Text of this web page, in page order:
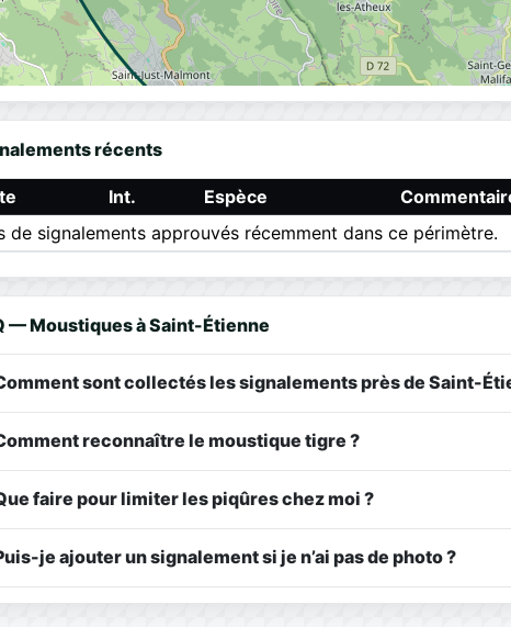
récents
Int. Espèce
de signalements approuvés récemment dans ce périmètre.
— Moustiques à Saint-Étienne
sont collectés les signalements près de Saint-
reconnaître le moustique tigre ?
faire pour limiter les piqûres chez moi ?
je ajouter un signalement si je n’ai pas de photo ?